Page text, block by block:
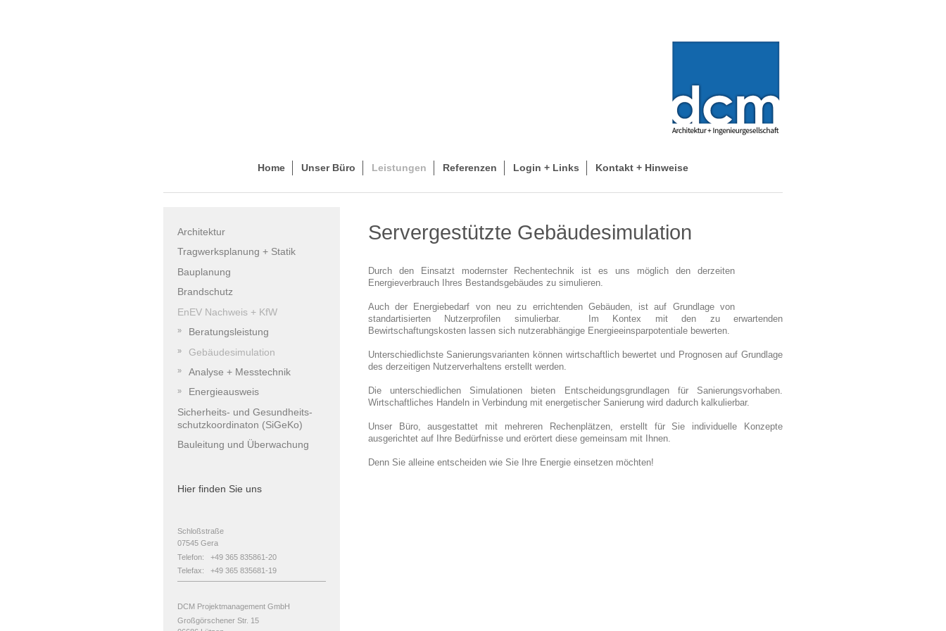
Home Unser Büro Leistungen Referenzen Login + Links Kontakt + Hinweise
Servergestützte Gebäudesimulation
Durch den Einsatzt modernster Rechentechnik ist es uns möglich den derzeiten
Energieverbrauch Ihres Bestandsgebäudes zu simulieren.
Auch der Energiebedarf von neu zu errichtenden Gebäuden, ist auf Grundlage von
standartisierten Nutzerprofilen simulierbar. Im Kontex mit den zu erwartenden
Bewirtschaftungskosten lassen sich nutzerabhängige Energieeinsparpotentiale bewerten.
Unterschiedlichste Sanierungsvarianten können wirtschaftlich bewertet und Prognosen auf Grundlage
des derzeitigen Nutzerverhaltens erstellt werden.
Die unterschiedlichen Simulationen bieten Entscheidungsgrundlagen für Sanierungsvorhaben.
Wirtschaftliches Handeln in Verbindung mit energetischer Sanierung wird dadurch kalkulierbar.
Unser Büro, ausgestattet mit mehreren Rechenplätzen, erstellt für Sie individuelle Konzepte
ausgerichtet auf Ihre Bedürfnisse und erörtert diese gemeinsam mit Ihnen.
Denn Sie alleine entscheiden wie Sie Ihre Energie einsetzen möchten!
Architektur
Tragwerksplanung + Statik
Bauplanung
Brandschutz
EnEV Nachweis + KfW
Beratungsleistung
Gebäudesimulation
Analyse + Messtechnik
Energieausweis
Sicherheits- und Gesundheits-
schutzkoordinaton (SiGeKo)
Bauleitung und Überwachung
Hier finden Sie uns
Schloßstraße
07545 Gera
Telefon: +49 365 835861-20​
Telefax: +49 365 835681-19
DCM Projektmanagement GmbH
Großgörschener Str. 15